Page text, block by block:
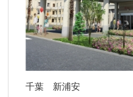
千葉 新浦安